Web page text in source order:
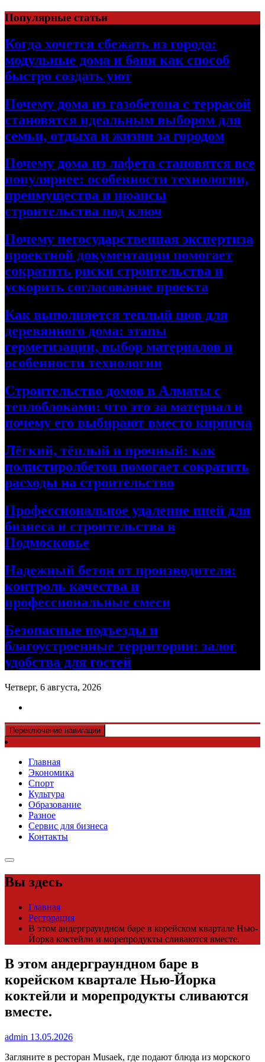
Перейти
к
содержимому
Популярные статьи
Когда хочется сбежать из города:
модульные дома и бани как способ
быстро создать уют
Почему дома из газобетона с террасой
становятся идеальным выбором для
семьи, отдыха и жизни за городом
Почему дома из лафета становятся все
популярнее: особенности технологии,
преимущества и нюансы
строительства под ключ
Почему негосударственная экспертиза
проектной документации помогает
сократить риски строительства и
ускорить согласование проекта
Как выполняется теплый шов для
деревянного дома: этапы
герметизации, выбор материалов и
особенности технологии
Строительство домов в Алматы с
теплоблоками: что это за материал и
почему его выбирают вместо кирпича
Лёгкий, тёплый и прочный: как
полистиролбетон помогает сократить
расходы на строительство
Профессиональное удаление пней для
бизнеса и строительства в
Подмосковье
Надежный бетон от производителя:
контроль качества и
профессиональные смеси
Безопасные подъезды и
благоустроенные территории: залог
удобства для гостей
Четверг, 6 августа, 2026
Переключение навигации
Главная
Экономика
Спорт
Культура
Образование
Разное
Сервис для бизнеса
Контакты
Вы здесь
Главная
Ресторация
В этом андерграундном баре в корейском квартале Нью-
Йорка коктейли и морепродукты сливаются вместе.
В этом андерграундном баре в
корейском квартале Нью-Йорка
коктейли и морепродукты сливаются
вместе.
admin 13.05.2026
Загляните в ресторан Musaek, где подают блюда из морского